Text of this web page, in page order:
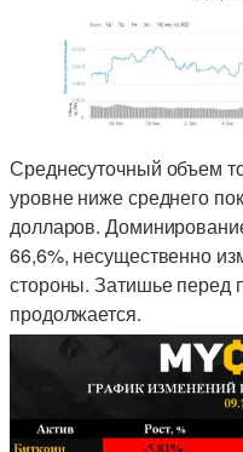
Среднесуточный объем
уровне ниже среднего
долларов.
66,6%, несущественно
стороны. Затишье перед
продолжается.